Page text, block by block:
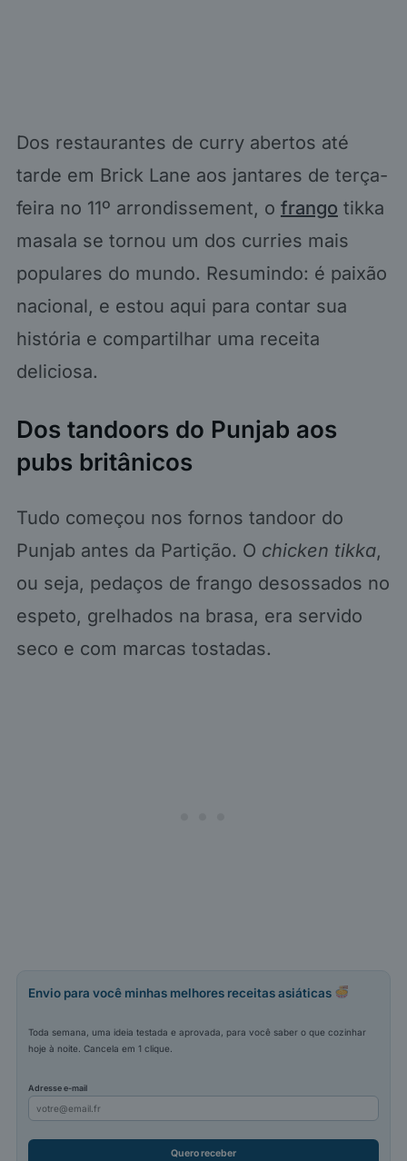
Dos restaurantes de curry abertos até
tarde em Brick Lane aos jantares de terça-
feira no 11º arrondissement, o frango tikka
masala se tornou um dos curries mais
populares do mundo. Resumindo: é paixão
nacional, e estou aqui para contar sua
história e compartilhar uma receita
deliciosa.
Dos tandoors do Punjab aos
pubs britânicos
Tudo começou nos fornos tandoor do
Punjab antes da Partição. O chicken tikka,
ou seja, pedaços de frango desossados no
espeto, grelhados na brasa, era servido
seco e com marcas tostadas.
Envio para você minhas melhores receitas asiáticas
Toda semana, uma ideia testada e aprovada, para você saber o que cozinhar
hoje à noite. Cancela em 1 clique.
Adresse e-mail
Quero receber